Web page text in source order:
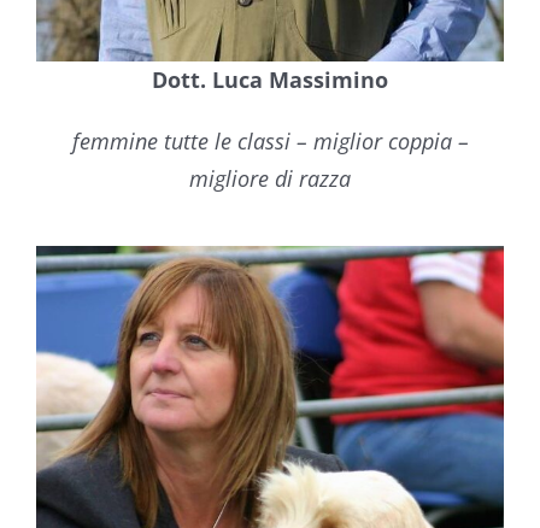
Dott. Luca Massimino
femmine tutte le classi – miglior coppia –
migliore di razza